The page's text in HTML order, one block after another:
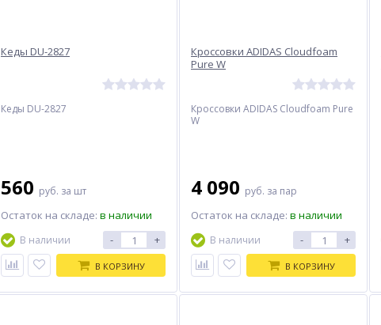
Кеды DU-2827
Кеды DU-2827
560 руб. за шт
Остаток на складе: в наличии
В наличии - +
В КОРЗИНУ
Кроссовки ADIDAS Cloudfoam
Pure W
Кроссовки ADIDAS Cloudfoam Pure
W
4 090 руб. за пар
Остаток на складе: в наличии
В наличии - +
В КОРЗИНУ